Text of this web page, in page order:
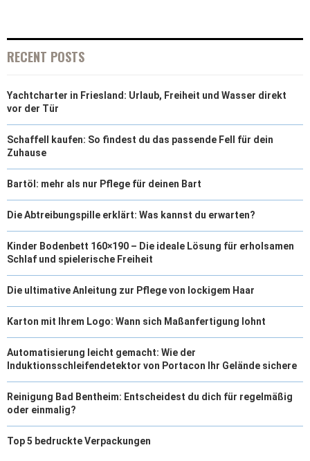
E
)
K S N
RECENT POSTS
Yachtcharter in Friesland: Urlaub, Freiheit und Wasser direkt
vor der Tür
Schaffell kaufen: So findest du das passende Fell für dein
Zuhause
Bartöl: mehr als nur Pflege für deinen Bart
Die Abtreibungspille erklärt: Was kannst du erwarten?
Kinder Bodenbett 160×190 – Die ideale Lösung für erholsamen
Schlaf und spielerische Freiheit
Die ultimative Anleitung zur Pflege von lockigem Haar
Karton mit Ihrem Logo: Wann sich Maßanfertigung lohnt
Automatisierung leicht gemacht: Wie der
Induktionsschleifendetektor von Portacon Ihr Gelände sichere
Reinigung Bad Bentheim: Entscheidest du dich für regelmäßig
oder einmalig?
Top 5 bedruckte Verpackungen